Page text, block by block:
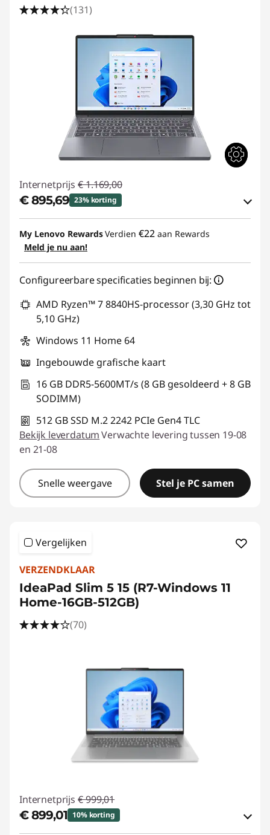
(131)
Internetprijs € 1.169,00
€ 895,69 23% korting
eCoupon-besparingen :-€ 273,31
eCoupon gebruiken :
My Lenovo RewardsVerdien €22 aan Rewards
Meld je nu aan!
Configureerbare specificaties beginnen bij:
AMD Ryzen™ 7 8840HS-processor (3,30 GHz tot
5,10 GHz)
Windows 11 Home 64
Ingebouwde grafische kaart
16 GB DDR5-5600MT/s (8 GB gesoldeerd + 8 GB
SODIMM)
512 GB SSD M.2 2242 PCIe Gen4 TLC
Bekijk leverdatumVerwachte levering tussen 19-08
en 21-08
Snelle weergave Stel je PC samen
Vergelijken
VERZENDKLAAR
IdeaPad Slim 5 15 (R7-Windows 11
Home-16GB-512GB)
(70)
Internetprijs € 999,01
€ 899,01 10% korting